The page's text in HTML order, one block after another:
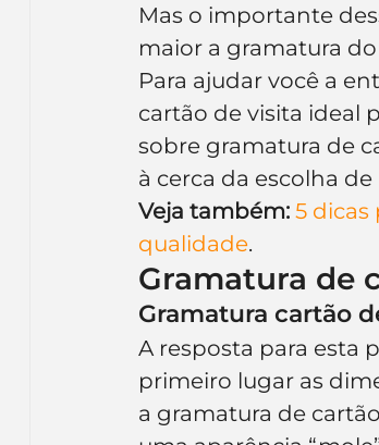
Mas o importante
maior a gramatura
Para ajudar você a
cartão de visita ideal
sobre gramatura de
à cerca da escolha
Veja também: 5 dicas
qualidade.
Gramatura de
Gramatura cartão
A resposta para esta
primeiro lugar as
a gramatura de